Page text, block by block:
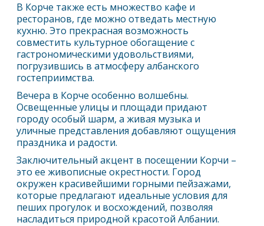
В Корче также есть множество кафе и
ресторанов, где можно отведать местную
кухню. Это прекрасная возможность
совместить культурное обогащение с
гастрономическими удовольствиями,
погрузившись в атмосферу албанского
гостеприимства.
Вечера в Корче особенно волшебны.
Освещенные улицы и площади придают
городу особый шарм, а живая музыка и
уличные представления добавляют ощущения
праздника и радости.
Заключительный акцент в посещении Корчи –
это ее живописные окрестности. Город
окружен красивейшими горными пейзажами,
которые предлагают идеальные условия для
пеших прогулок и восхождений, позволяя
насладиться природной красотой Албании.